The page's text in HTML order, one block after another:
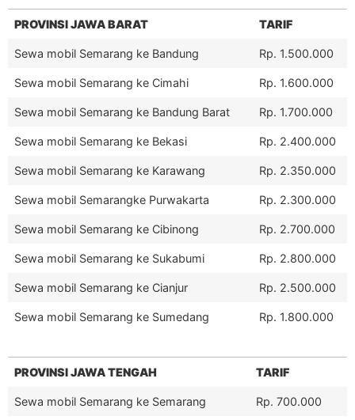
PROVINSI JAWA BARAT TARIF
Sewa mobil Semarang ke Bandung Rp. 1.500.000
Sewa mobil Semarang ke Cimahi Rp. 1.600.000
Sewa mobil Semarang ke Bandung Barat Rp. 1.700.000
Sewa mobil Semarang ke Bekasi Rp. 2.400.000
Sewa mobil Semarang ke Karawang Rp. 2.350.000
Sewa mobil Semarangke Purwakarta Rp. 2.300.000
Sewa mobil Semarang ke Cibinong Rp. 2.700.000
Sewa mobil Semarang ke Sukabumi Rp. 2.800.000
Sewa mobil Semarang ke Cianjur Rp. 2.500.000
Sewa mobil Semarang ke Sumedang Rp. 1.800.000
PROVINSI JAWA TENGAH TARIF
Sewa mobil Semarang ke Semarang Rp. 700.000